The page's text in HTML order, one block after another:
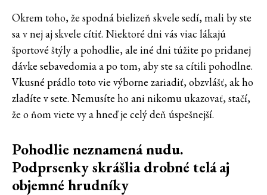
Okrem toho, že spodná bielizeň skvele sedí, mali by ste
sa v nej aj skvele cítiť. Niektoré dni vás viac lákajú
športové štýly a pohodlie, ale iné dni túžite po pridanej
dávke sebavedomia a po tom, aby ste sa cítili pohodlne.
Vkusné prádlo toto vie výborne zariadiť, obzvlášť, ak ho
zladíte v sete. Nemusíte ho ani nikomu ukazovať, stačí,
že o ňom viete vy a hneď je celý deň úspešnejší.
Pohodlie neznamená nudu.
Podprsenky skrášlia drobné teláaj
objemné hrudníky